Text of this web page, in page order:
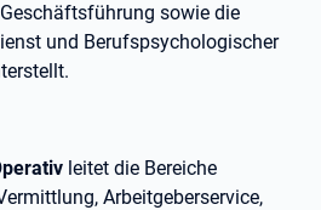
sowie die
und Berufspsychologischer
leitet die Bereiche
Arbeitgeberservice,